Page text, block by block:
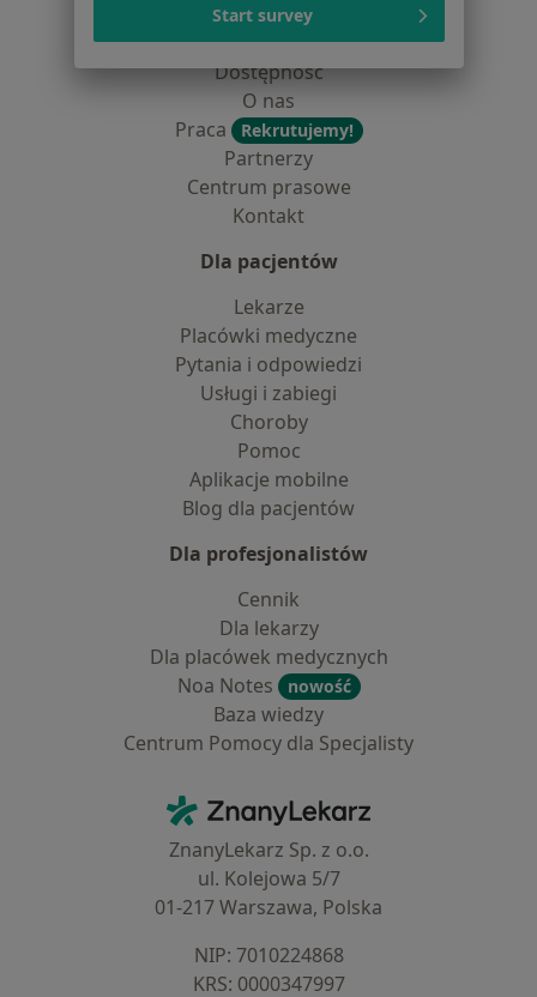
Polityka cookies
Jak działają wyniki wyszukiwania
Dostępność
O nas
Praca
Rekrutujemy!
Partnerzy
Centrum prasowe
Kontakt
Dla pacjentów
Lekarze
Placówki medyczne
Pytania i odpowiedzi
Usługi i zabiegi
Choroby
Pomoc
Aplikacje mobilne
Blog dla pacjentów
Dla profesjonalistów
Cennik
Dla lekarzy
Dla placówek medycznych
Noa Notes
nowość
Baza wiedzy
Centrum Pomocy dla Specjalisty
ZnanyLekarz - Strona główna
ZnanyLekarz Sp. z o.o.
ul. Kolejowa 5/7
01-217 Warszawa, Polska
NIP: ⁠7010224868
KRS: ⁠0000347997
Start survey